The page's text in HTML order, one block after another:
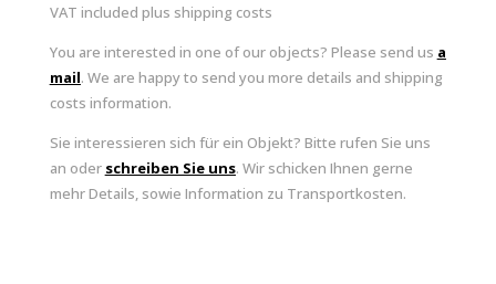
VAT included plus shipping costs
You are interested in one of our objects? Please send us a
mail. We are happy to send you more details and shipping
costs information.
Sie interessieren sich für ein Objekt? Bitte rufen Sie uns
an oder schreiben Sie uns. Wir schicken Ihnen gerne
mehr Details, sowie Information zu Transportkosten.